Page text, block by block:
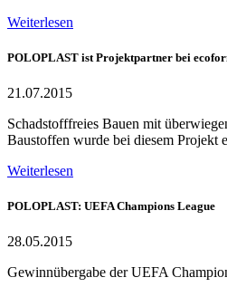
Weiterlesen
POLOPLAST ist Projektpartner bei
21.07.2015
Schadstofffreies Bauen mit
Baustoffen wurde bei diesem Projekt
Weiterlesen
POLOPLAST: UEFA Champions League
28.05.2015
Gewinnübergabe der UEFA